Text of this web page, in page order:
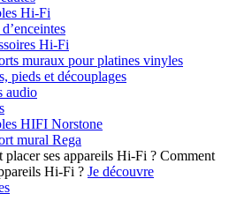
Hi-Fi
Hi-Fi
muraux pour platines vinyles
pieds et découplages
audio
HIFI Norstone
mural Rega
Comment
Hi-Fi ? Je découvre